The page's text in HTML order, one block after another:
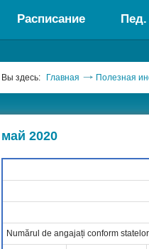
Расписание Пед.
Вы здесь: Главная Полезная
май 2020
Numărul de angajați conform